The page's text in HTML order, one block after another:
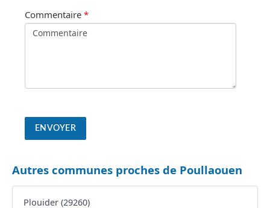
Commentaire *
Autres communes proches de Poullaouen
Plouider (29260)